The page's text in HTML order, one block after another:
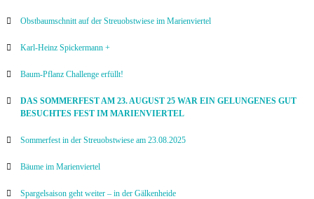
Obstbaumschnitt auf der Streuobstwiese im Marienviertel
Karl-Heinz Spickermann +
Baum-Pflanz Challenge erfüllt!
DAS SOMMERFEST AM 23. AUGUST 25 WAR EIN GELUNGENES GUT
BESUCHTES FEST IM MARIENVIERTEL
Sommerfest in der Streuobstwiese am 23.08.2025
Bäume im Marienviertel
Spargelsaison geht weiter – in der Gälkenheide